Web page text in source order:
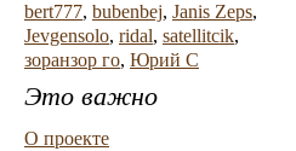
bert777, bubenbej, Janis Zeps,
Jevgensolo, ridal, satellitcik,
зоранзор го, Юрий С
Это важно
О проекте